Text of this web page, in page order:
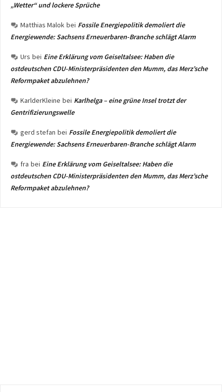
„Wetter“ und lockere Sprüche
Matthias Malok bei Fossile Energiepolitik demoliert die
Energiewende: Sachsens Erneuerbaren-Branche schlägt Alarm
Urs bei Eine Erklärung vom Geiseltalsee: Haben die
ostdeutschen CDU-Ministerpräsidenten den Mumm, das Merz’sche
Reformpaket abzulehnen?
KarlderKleine bei Karlhelga – eine grüne Insel trotzt der
Gentrifizierungswelle
gerd stefan bei Fossile Energiepolitik demoliert die
Energiewende: Sachsens Erneuerbaren-Branche schlägt Alarm
fra bei Eine Erklärung vom Geiseltalsee: Haben die
ostdeutschen CDU-Ministerpräsidenten den Mumm, das Merz’sche
Reformpaket abzulehnen?